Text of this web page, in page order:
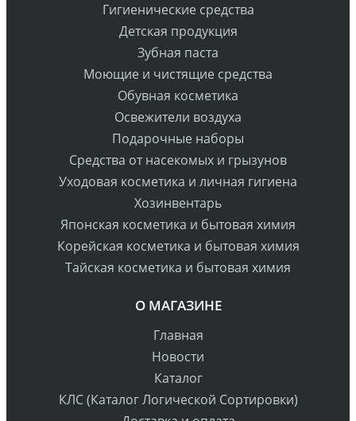
Гигиенические средства
Детская продукция
Зубная паста
Моющие и чистящие средства
Обувная косметика
Освежители воздуха
Подарочные наборы
Средства от насекомых и грызунов
Уходовая косметика и личная гигиена
Хозинвентарь
Японская косметика и бытовая химия
Корейская косметика и бытовая химия
Тайская косметика и бытовая химия
О МАГАЗИНЕ
Главная
Новости
Каталог
КЛС (Каталог Логической Сортировки)